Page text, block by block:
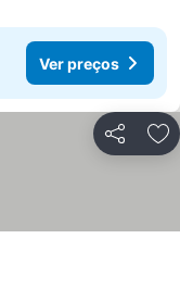
Ver preços
Partilhar